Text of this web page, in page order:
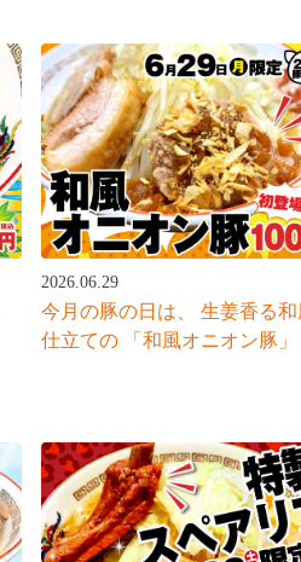
2026.06.29
今月の豚の日は、 生姜香る和
仕立ての 「和風オニオン豚」